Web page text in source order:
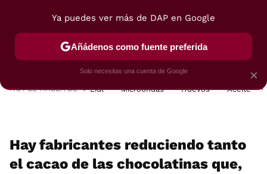
POSTRES VIAJES SELECCIÓN VEGUI
HOY SE HABLA DE Lidl Microondas Huevos Aceite
Hay fabricantes reduciendo tanto
el cacao de las chocolatinas que,
×
Ya puedes ver más de DAP en Google
Añádenos como fuente preferida
Solo necesitas una cuenta de Google